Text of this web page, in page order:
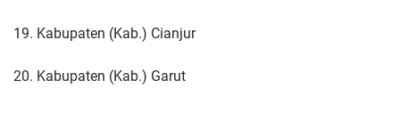
19. Kabupaten (Kab.) Cianjur
20. Kabupaten (Kab.) Garut